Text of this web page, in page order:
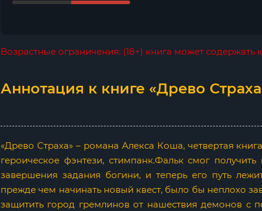
Возрастные ограничения: (18+) книга может содержать
Аннотация к книге «Древо
«Древо Страха» – романа Алекса Коша, четвертая
героическое фэнтези, стимпанк.Фальк смог
завершения задания богини, и теперь его путь
прежде чем начинать новый квест, было бы неплохо
защитить город гремлинов от нашествия демонов с